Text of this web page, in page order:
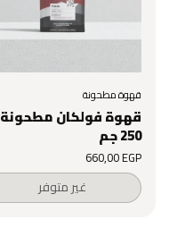
قهوة مطحونة
قهوة فولكان مطحونة
250 جم
660٫00EGP
غير متوفر